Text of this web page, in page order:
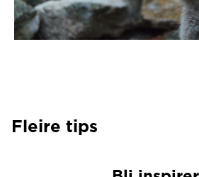
Fleire tips